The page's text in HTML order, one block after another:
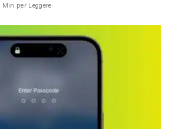
Min per Leggere